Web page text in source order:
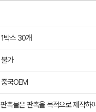
1박스 30개
불가
중국OEM
판촉물은 판촉을 목적으로 제작하